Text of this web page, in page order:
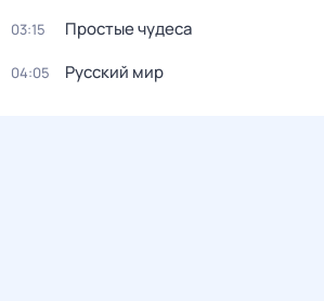
03:15 Простые чудеса
04:05 Русский мир